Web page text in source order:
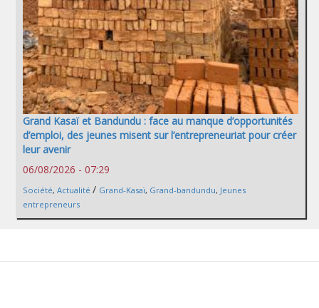
Grand Kasaï et Bandundu : face au manque d’opportunités
d’emploi, des jeunes misent sur l’entrepreneuriat pour créer
leur avenir
06/08/2026 - 07:29
Société, Actualité / Grand-Kasaï, Grand-bandundu, Jeunes
entrepreneurs